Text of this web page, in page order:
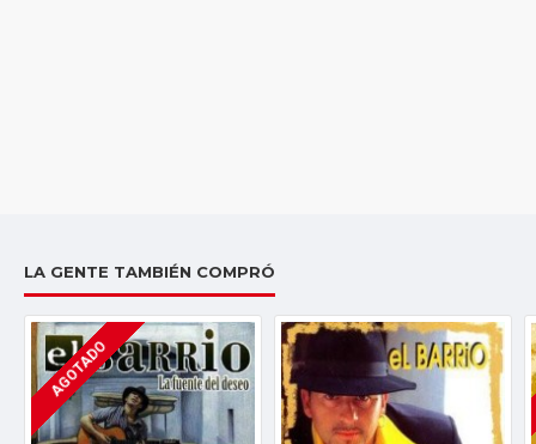
LA GENTE TAMBIÉN COMPRÓ
AGOTADO